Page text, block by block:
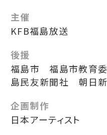
主催
KFB福島放送
後援
福島市 福島市教育
島民友新聞社 朝日
企画制作
日本アーティスト